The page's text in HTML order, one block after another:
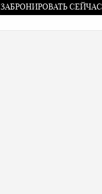
ЗАБРОНИРОВАТЬ СЕЙЧАС